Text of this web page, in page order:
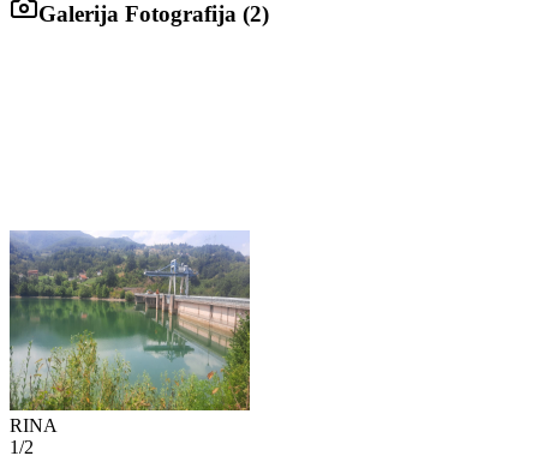
Galerija Fotografija (2)
RINA
1/2